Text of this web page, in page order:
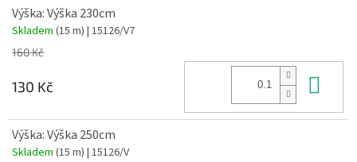
Výška: Výška 230cm
Skladem (15 m) | 15126/V7
160 Kč
130 Kč
Výška: Výška 250cm
Skladem (15 m) | 15126/V